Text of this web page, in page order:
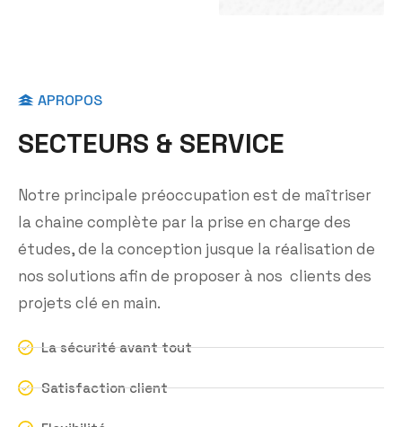
APROPOS
SECTEURS & SERVICE
Notre principale préoccupation est de maîtriser
la chaine complète par la prise en charge des
études, de la conception jusque la réalisation de
nos solutions afin de proposer à nos clients des
projets clé en main.
La sécurité avant tout
Satisfaction client